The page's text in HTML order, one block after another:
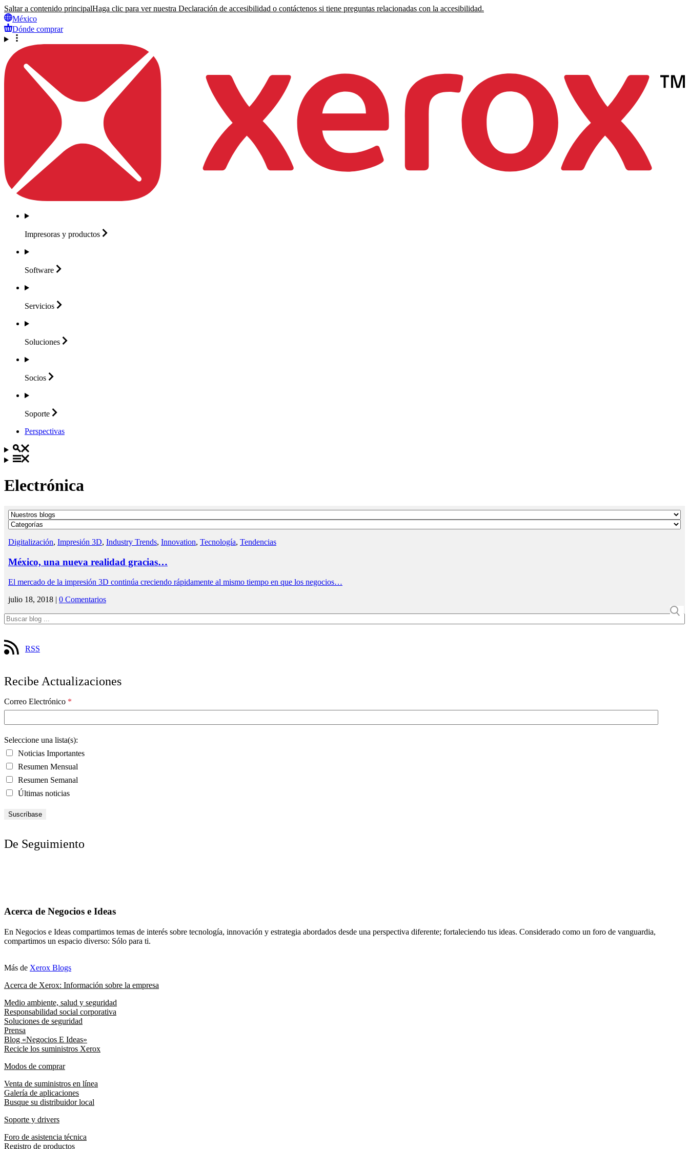
Saltar a contenido principalHaga clic para ver nuestra Declaración de accesibilidad o contáctenos si tiene preguntas relacionadas con la accesibilidad.
México
Dónde comprar
Impresoras y productos
Software
Servicios
Soluciones
Socios
Soporte
Perspectivas
Electrónica
Digitalización, Impresión 3D, Industry Trends, Innovation, Tecnología, Tendencias
México, una nueva realidad gracias…
El mercado de la impresión 3D continúa creciendo rápidamente al mismo tiempo en que los negocios…
julio 18, 2018 | 0 Comentarios
RSS
Recibe Actualizaciones
Correo Electrónico *
Seleccione una lista(s):
Noticias Importantes
Resumen Mensual
Resumen Semanal
Últimas noticias
De Seguimiento
Acerca de Negocios e Ideas
En Negocios e Ideas compartimos temas de interés sobre tecnología, innovación y estrategia abordados desde una perspectiva diferente; fortaleciendo tus ideas. Considerado como un foro de vanguardia,
compartimos un espacio diverso: Sólo para ti.
Más de Xerox Blogs
Acerca de Xerox: Información sobre la empresa
Medio ambiente, salud y seguridad
Responsabilidad social corporativa
Soluciones de seguridad
Prensa
Blog «Negocios E Ideas»
Recicle los suministros Xerox
Modos de comprar
Venta de suministros en línea
Galería de aplicaciones
Busque su distribuidor local
Soporte y drivers
Foro de asistencia técnica
Registro de productos